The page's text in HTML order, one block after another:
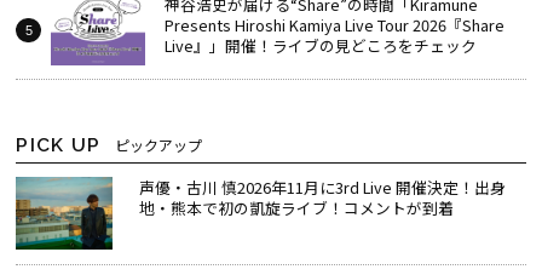
Presents Hiroshi Kamiya Live Tour 2026『Share
Live』」開催！ライブの見どころをチェック
PICK UP ピックアップ
声優・古川 慎2026年11月に3rd Live 開催決定！出身
地・熊本で初の凱旋ライブ！コメントが到着